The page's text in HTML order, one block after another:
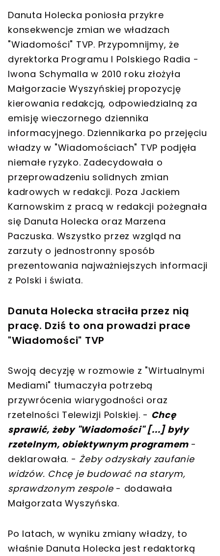
Danuta Holecka poniosła przykre
konsekwencje zmian we władzach
"Wiadomości" TVP. Przypomnijmy, że
dyrektorka Programu I Polskiego Radia -
Iwona Schymalla w 2010 roku złożyła
Małgorzacie Wyszyńskiej propozycję
kierowania redakcją, odpowiedzialną za
emisję wieczornego dziennika
informacyjnego. Dziennikarka po przejęciu
władzy w "Wiadomościach" TVP podjęła
niemałe ryzyko. Zadecydowała o
przeprowadzeniu solidnych zmian
kadrowych w redakcji. Poza Jackiem
Karnowskim z pracą w redakcji pożegnała
się Danuta Holecka oraz Marzena
Paczuska. Wszystko przez wzgląd na
zarzuty o jednostronny sposób
prezentowania najważniejszych informacji
z Polski i świata.
Danuta Holecka straciła przez nią
pracę. Dziś to ona prowadzi prace
"Wiadomości" TVP
Swoją decyzję w rozmowie z "Wirtualnymi
Mediami" tłumaczyła potrzebą
przywrócenia wiarygodności oraz
rzetelności Telewizji Polskiej. - Chcę
sprawić, żeby "Wiadomości" [...] były
rzetelnym, obiektywnym programem -
deklarowała. - Żeby odzyskały zaufanie
widzów. Chcę je budować na starym,
sprawdzonym zespole - dodawała
Małgorzata Wyszyńska.
Po latach, w wyniku zmiany władzy, to
właśnie Danuta Holecka jest redaktorką